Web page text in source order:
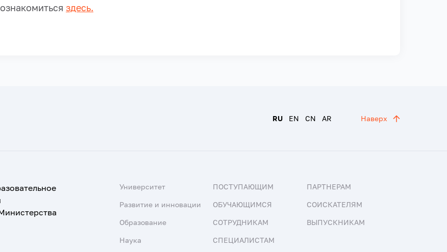
здесь.
RU EN CN AR Наверх
Университет
Развитие и инновации
Образование
Наука
ПОСТУПАЮЩИМ
ОБУЧАЮЩИМСЯ
СОТРУДНИКАМ
СПЕЦИАЛИСТАМ
ПАРТНЕРАМ
СОИСКАТЕЛЯМ
ВЫПУСКНИКАМ